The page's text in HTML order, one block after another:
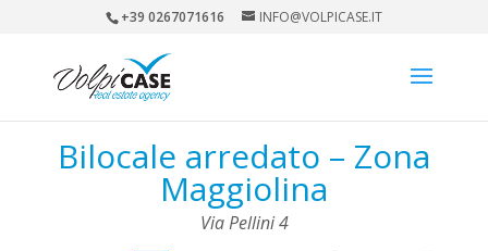
+39 0267071616 INFO@VOLPICASE.IT
Bilocale arredato – Zona
Maggiolina
Via Pellini 4